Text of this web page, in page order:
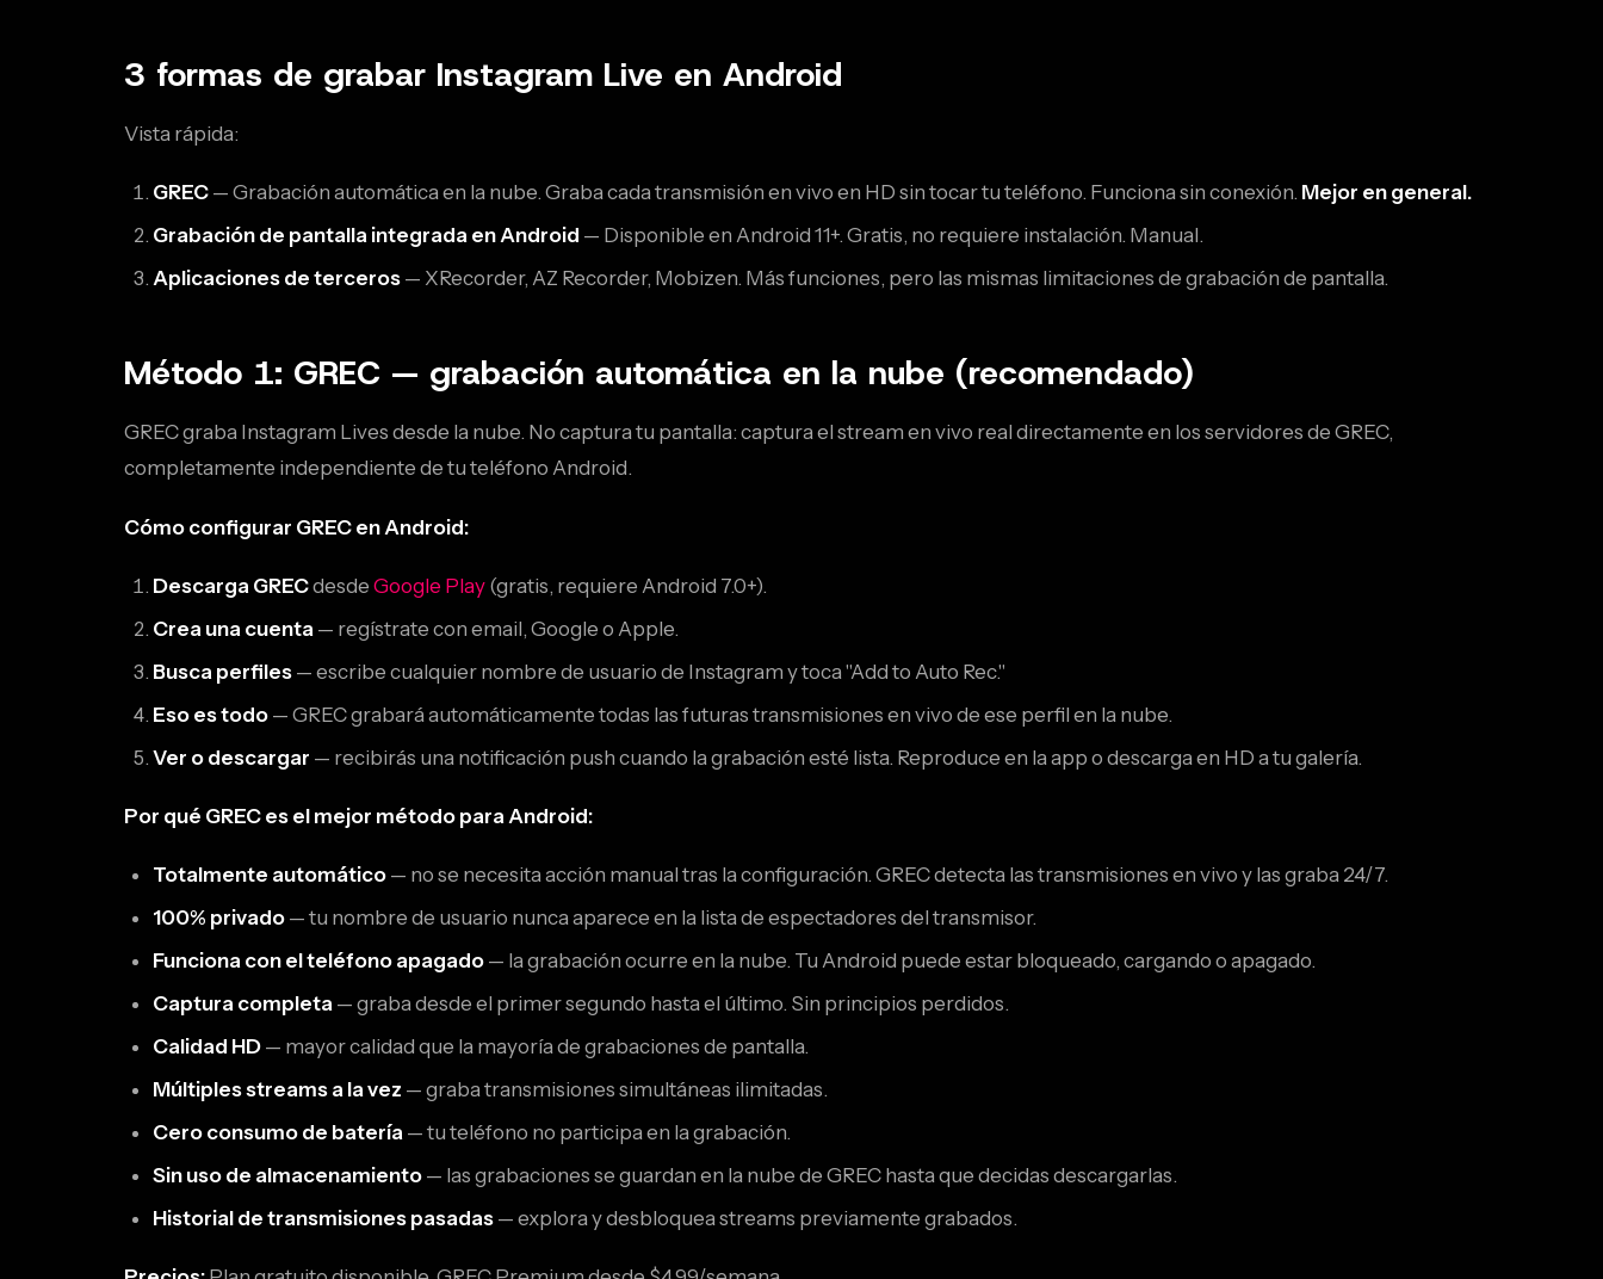
3 formas de grabar Instagram Live en Android
Vista rápida:
GREC — Grabación automática en la nube. Graba cada transmisión en vivo en HD sin tocar tu teléfono. Funciona sin conexión. Mejor en general.
Grabación de pantalla integrada en Android — Disponible en Android 11+. Gratis, no requiere instalación. Manual.
Aplicaciones de terceros — XRecorder, AZ Recorder, Mobizen. Más funciones, pero las mismas limitaciones de grabación de pantalla.
Método 1: GREC — grabación automática en la nube (recomendado)
GREC graba Instagram Lives desde la nube. No captura tu pantalla: captura el stream en vivo real directamente en los servidores de GREC,
completamente independiente de tu teléfono Android.
Cómo configurar GREC en Android:
Descarga GRECdesde Google Play (gratis, requiere Android 7.0+).
Crea una cuenta — regístrate con email, Google o Apple.
Busca perfiles — escribe cualquier nombre de usuario de Instagram y toca "Add to Auto Rec."
Eso es todo — GREC grabará automáticamente todas las futuras transmisiones en vivo de ese perfil en la nube.
Ver o descargar — recibirás una notificación push cuando la grabación esté lista. Reproduce en la app o descarga en HD a tu galería.
Por qué GREC es el mejor método para Android:
Totalmente automático — no se necesita acción manual tras la configuración. GREC detecta las transmisiones en vivo y las graba 24/7.
100% privado — tu nombre de usuario nunca aparece en la lista de espectadores del transmisor.
Funciona con el teléfono apagado — la grabación ocurre en la nube. Tu Android puede estar bloqueado, cargando o apagado.
Captura completa — graba desde el primer segundo hasta el último. Sin principios perdidos.
Calidad HD — mayor calidad que la mayoría de grabaciones de pantalla.
Múltiples streams a la vez — graba transmisiones simultáneas ilimitadas.
Cero consumo de batería — tu teléfono no participa en la grabación.
Sin uso de almacenamiento — las grabaciones se guardan en la nube de GREC hasta que decidas descargarlas.
Historial de transmisiones pasadas — explora y desbloquea streams previamente grabados.